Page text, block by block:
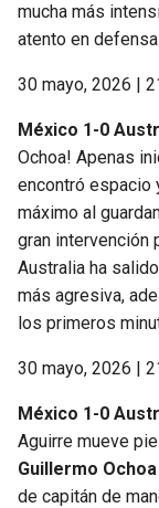
mucha más
atento en defensa.
30 mayo, 2026 |
México 1-0
Ochoa! Apenas
encontró espacio
máximo al
gran intervención
Australia ha
más agresiva,
los primeros
30 mayo, 2026 |
México 1-0
Aguirre mueve
Guillermo Ochoa
de capitán de